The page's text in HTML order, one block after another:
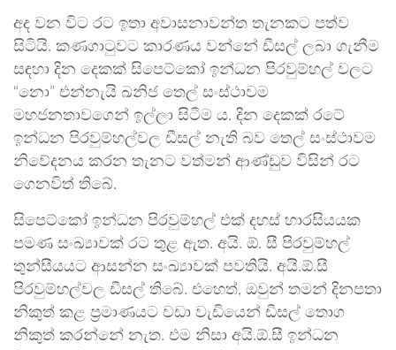
අද වන විට රට ඉතා අවාසනාවන්ත තැනකට පත්ව
සිටියි. කණගාටුවට කාරණය වන්නේ ඩීසල් ලබා ගැනීම
සඳහා දින දෙකක් සිපෙට්කෝ ඉන්ධන පිරවුම්හල් වලට
“නො” එන්නැයි ඛනිජ තෙල් සංස්ථාවම
මහජනතාවගෙන් ඉල්ලා සිටීම ය. දින දෙකක් රටේ
ඉන්ධන පිරවුම්හල්වල ඩීසල් නැති බව තෙල් සංස්ථාවම
නිවේදනය කරන තැනට වත්මන් ආණ්ඩුව විසින් රට
ගෙනවිත් තිබේ.
සිපෙට්කෝ ඉන්ධන පිරවුම්හල් එක් දහස් හාරසියයක
පමණ සංඛ්‍යාවක් රට තුළ ඇත. අයි. ඕ. සී පිරවුම්හල්
තුන්සීයයට ආසන්න සංඛ්‍යාවක් පවතියි. අයි.ඕ.සී
පිරවුම්හල්වල ඩීසල් තිබේ. එහෙත්, ඔවුන් තමන් දිනපතා
නිකුත් කළ ප්‍රමාණයට වඩා වැඩියෙන් ඩීසල් තොග
නිකුත් කරන්නේ නැත. එම නිසා අයි.ඕ.සී ඉන්ධන